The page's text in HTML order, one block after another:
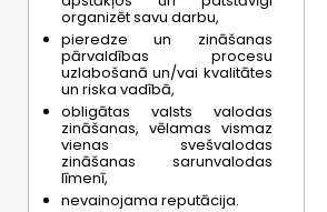
organizēt savu darbu,
pieredze un zināšanas
pārvaldības procesu
uzlabošanā un/vai kvalitātes
un riska vadībā,
obligātas valsts valodas
zināšanas, vēlamas vismaz
vienas svešvalodas
zināšanas sarunvalodas
līmenī,
nevainojama reputācija.